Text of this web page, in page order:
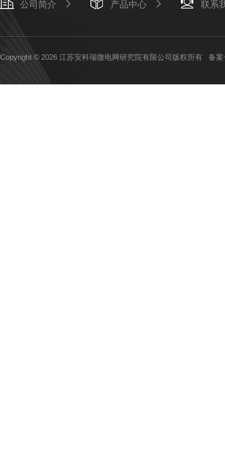
公司简介 产品中心 联系
Copyright © 2026 江苏安科瑞微电网研究院有限公司版权所有 备案